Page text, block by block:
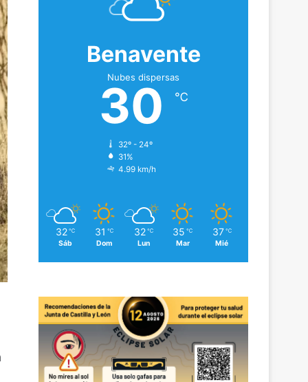
Benavente
Nubes dispersas
30 ℃
32º - 24º
31%
4.99 km/h
32 ℃
Sáb
31 ℃
Dom
32 ℃
Lun
35 ℃
Mar
37 ℃
Mié